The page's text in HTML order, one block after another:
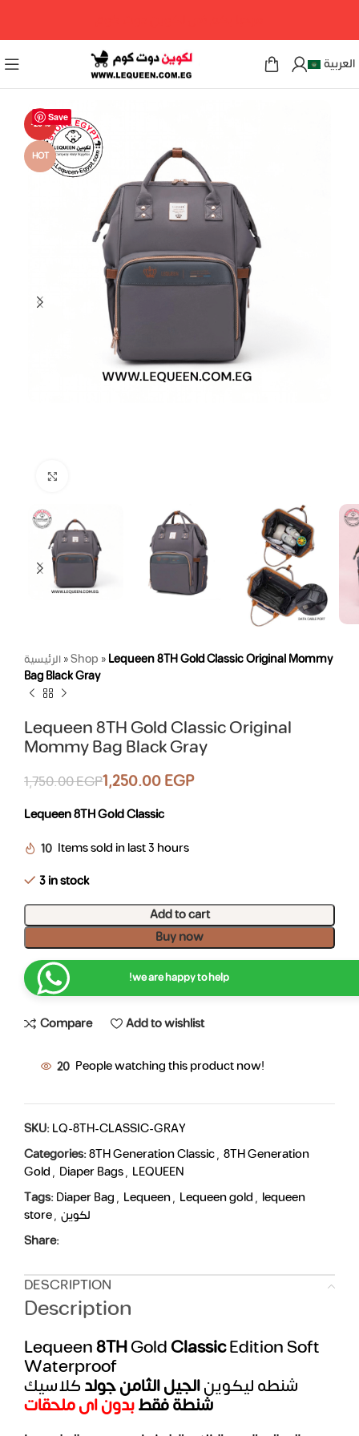
العربية
Save
-29%
HOT
الرئيسية»Shop »Lequeen 8TH Gold Classic Original Mommy
Bag Black Gray
Lequeen 8TH Gold Classic Original
Mommy Bag Black Gray
1,750.00EGP1,250.00EGP
Lequeen 8TH Gold Classic
10 Items sold in last 3 hours
3 in stock
Add to cart
Buy now
we are happy to help!
Compare Add to wishlist
20 People watching this product now!
SKU:LQ-8TH-CLASSIC-GRAY
Categories:8TH Generation Classic, 8TH Generation
Gold, Diaper Bags, LEQUEEN
Tags:Diaper Bag, Lequeen, Lequeen gold, lequeen
store, لكوين
Share:
DESCRIPTION
Description
Lequeen8THGoldClassicEdition Soft
Waterproof
شنطه ليكوينالجيل الثامن جولدكلاسيك
شنطة فقطبدون اى ملحقات